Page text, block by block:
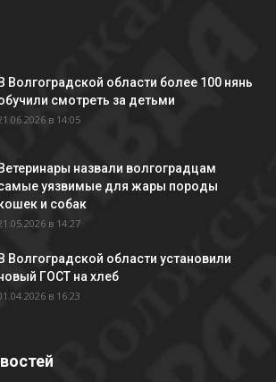
В Волгоградской области более 100 нянь
смотреть за детьми
в 14:05
Ветеринары назвали волгоградцам
уязвимые для жары породы
и собак
в 14:27
В Волгоградской области установили
ГОСТ на хлеб
в 16:23